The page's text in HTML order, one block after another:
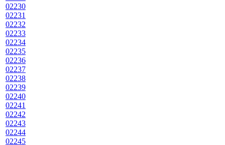
02230
02231
02232
02233
02234
02235
02236
02237
02238
02239
02240
02241
02242
02243
02244
02245